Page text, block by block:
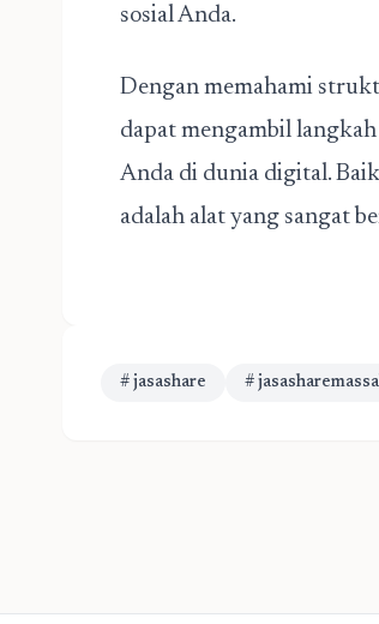
sosial Anda.
Dengan memahami
dapat mengambil
Anda di dunia digital.
adalah alat yang sangat
# jasashare #